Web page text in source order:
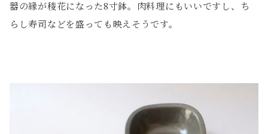
器の縁が稜花になった8寸鉢。肉料理にもいいですし、ち
らし寿司などを盛っても映えそうです。